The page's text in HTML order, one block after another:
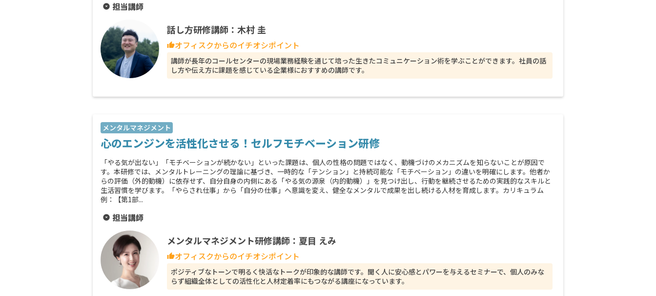
arrow_drop_down_circle 担当講師
話し方研修講師：木村 圭
thumb_upオフィスクからのイチオシポイント
講師が長年のコールセンターの現場業務経験を通じて培った生きたコミュニケーション術を学ぶことができます。社員の話
し方や伝え方に課題を感じている企業様におすすめの講師です。
メンタルマネジメント
心のエンジンを活性化させる！セルフモチベーション研修
「やる気が出ない」「モチベーションが続かない」といった課題は、個人の性格の問題ではなく、動機づけのメカニズムを知らないことが原因で
す。本研修では、メンタルトレーニングの理論に基づき、一時的な「テンション」と持続可能な「モチベーション」の違いを明確にします。他者か
らの評価（外的動機）に依存せず、自分自身の内側にある「やる気の源泉（内的動機）」を見つけ出し、行動を継続させるための実践的なスキルと
生活習慣を学びます。「やらされ仕事」から「自分の仕事」へ意識を変え、健全なメンタルで成果を出し続ける人材を育成します。カリキュラム
例：【第1部...
arrow_drop_down_circle 担当講師
メンタルマネジメント研修講師：夏目 えみ
thumb_upオフィスクからのイチオシポイント
ポジティブなトーンで明るく快活なトークが印象的な講師です。聞く人に安心感とパワーを与えるセミナーで、個人のみな
らず組織全体としての活性化と人材定着率にもつながる講座になっています。